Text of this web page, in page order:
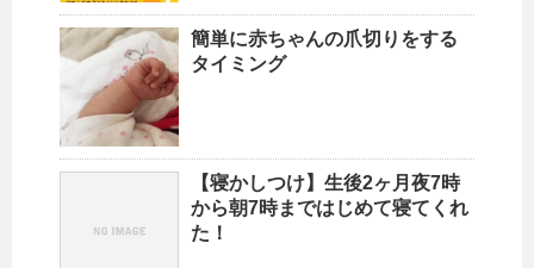
簡単に赤ちゃんの爪切りをする
タイミング
【寝かしつけ】生後2ヶ月夜7時
から朝7時まではじめて寝てくれ
た！